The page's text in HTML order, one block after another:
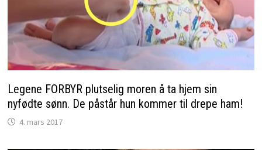
Legene FORBYR plutselig moren å ta hjem sin
nyfødte sønn. De påstår hun kommer til drepe ham!
4. mars 2017